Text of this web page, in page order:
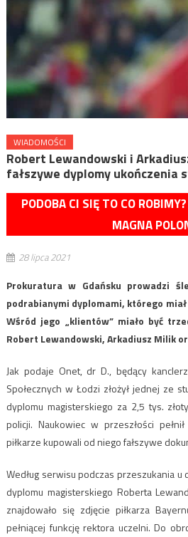
WIADOMOŚCI
Robert Lewandowski i
fałszywe dyplomy ukończenia
PODOBA CI SIĘ TO CO
MAGNA
28 lipca 2021
Prokuratura w Gdańsku prowadzi
podrabianymi dyplomami, którego
Wśród jego „klientów” miało być
Robert Lewandowski, Arkadiusz Milik
Jak podaje Onet, dr D., będący
Społecznych w Łodzi złożył jednej ze
dyplomu magisterskiego za 2,5 tys.
policji. Naukowiec w przeszłości
piłkarze kupowali od niego fałszywe
Według serwisu podczas przeszukania
dyplomu magisterskiego Roberta
znajdowało się zdjęcie piłkarza
pełniącej funkcję rektora uczelni. Do